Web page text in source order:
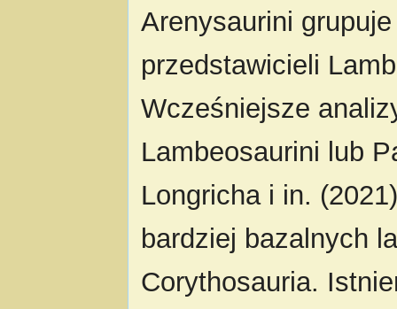
Arenysaurini
przedstawicieli
Wcześniejsze
Lambeosaurini lub
Longricha i in.
bardziej bazalnych
Corythosauria.